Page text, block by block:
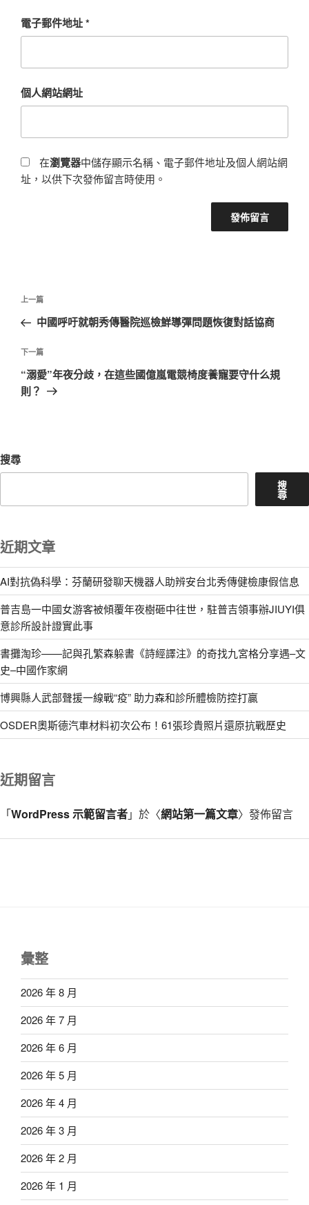
電子郵件地址*
個人網站網址
在瀏覽器中儲存顯示名稱、電子郵件地址及個人網站網
址，以供下次發佈留言時使用。
文
導
覽
上
一
文
章
上一篇
中國呼吁就朝秀傳醫院巡檢鮮導彈問題恢復對話協商
下
一
篇
下一篇
“溺愛”年夜分歧，在這些國億嵐電競椅度養寵要守什么規
則？
搜尋
搜
尋
近期文章
AI對抗偽科學：芬蘭研發聊天機器人助辨安台北秀傳健檢康假信息
普吉島一中國女游客被傾覆年夜樹砸中往世，駐普吉領事辦JIUYI俱
意診所設計證實此事
書攤淘珍——記與孔繁森躲書《詩經譯注》的奇找九宮格分享遇–文
史–中國作家網
博興縣人武部聲援一線戰“疫” 助力森和診所體檢防控打贏
OSDER奧斯德汽車材料初次公布！61張珍貴照片還原抗戰歷史
近期留言
「WordPress 示範留言者」於〈網站第一篇文章〉發佈留言
彙整
2026 年 8 月
2026 年 7 月
2026 年 6 月
2026 年 5 月
2026 年 4 月
2026 年 3 月
2026 年 2 月
2026 年 1 月